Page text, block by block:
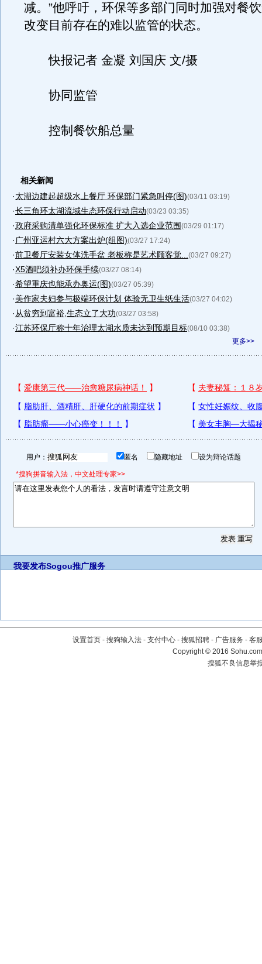
减。”他呼吁，环保等多部门同时加强对餐
改变目前存在的难以监管的状态。
快报记者 金凝 刘国庆 文/摄
协同监管
控制餐饮船总量
相关新闻
·太湖边建起超级水上餐厅 环保部门紧急叫停(图)(03/11 03:19)
·长三角环太湖流域生态环保行动启动(03/23 03:35)
·政府采购清单强化环保标准 扩大入选企业范围(03/29 01:17)
· 广州亚运村六大方案出炉(组图)(03/27 17:24)
·前卫餐厅安装女体洗手盆 老板称是艺术顾客觉... (03/27 09:27)
·X5酒吧须补办环保手续(03/27 08:14)
·希望重庆也能承办奥运(图)(03/27 05:39)
·美作家夫妇参与极端环保计划 体验无卫生纸生活(03/27 04:02)
· 从贫穷到富裕,生态立了大功(03/27 03:58)
·江苏环保厅称十年治理太湖水质未达到预期目标(08/10 03:38)
更多>>
用户： 匿名 隐藏地址 设为辩论话题
*搜狗拼音输入法，中文处理专家>>
我要发布Sogou推广服务
设置首页 - 搜狗输入法 - 支付中心 - 搜狐招聘 - 广告服务 - 客
Copyright©2016
搜狐不良信息举